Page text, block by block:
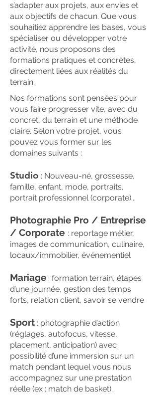
s’adapter aux projets, aux envies et
aux objectifs de chacun. Que vous
souhaitiez apprendre les bases, vous
spécialiser ou développer votre
activité, nous proposons des
formations pratiques et concrètes,
directement liées aux réalités du
terrain.​
Nos formations sont pensées pour
vous faire progresser vite, avec du
concret, du terrain et une méthode
claire. Selon votre projet, vous
pouvez vous former sur les
domaines suivants :
Studio : Nouveau-né, grossesse,
famille, enfant, mode, portraits,
portrait professionnel (corporate)...
Photographie Pro / Entreprise
/ Corporate : reportage métier,
images de communication, culinaire,
locaux/immobilier, événementiel
Mariage : formation terrain, étapes
d’une journée, gestion des temps
forts, relation client, savoir se vendre
Sport : photographie d’action
(réglages, autofocus, vitesse,
placement, anticipation) avec
possibilité d’une immersion sur un
match pendant lequel vous nous
accompagnez sur une prestation
réelle (ex : match de basket).